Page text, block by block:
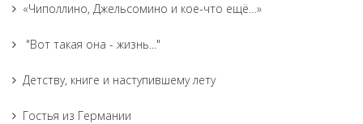
«Чиполлино, Джельсомино и кое-что ещё…»
"Вот такая она - жизнь..."
Детству, книге и наступившему лету
Гостья из Германии